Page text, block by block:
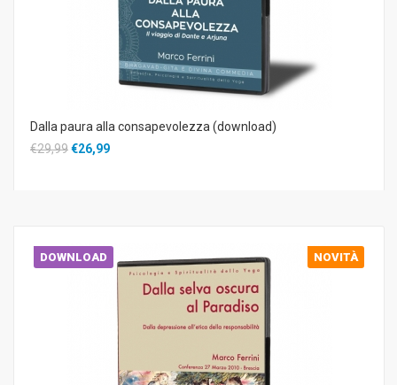
Dalla paura alla consapevolezza (download)
€29,99€26,99
DOWNLOAD NOVITÀ